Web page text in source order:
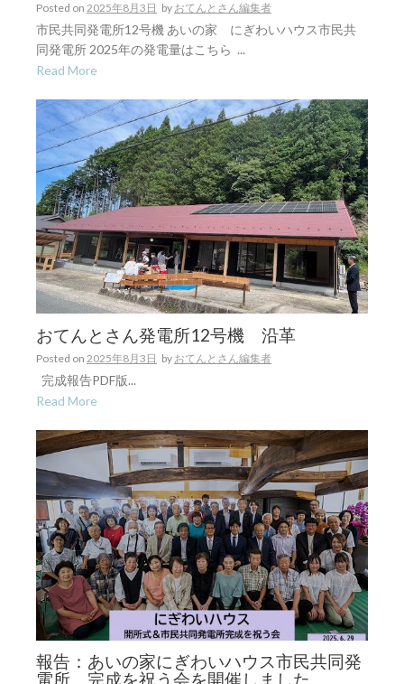
Posted on 2025年8月3日 by おてんとさん編集者
市民共同発電所12号機 あいの家 にぎわいハウス市民共
同発電所 2025年の発電量はこちら ...
Read More
おてんとさん発電所12号機 沿革
Posted on 2025年8月3日 by おてんとさん編集者
完成報告PDF版...
Read More
報告：あいの家にぎわいハウス市民共同発
電所 完成を祝う会を開催しました